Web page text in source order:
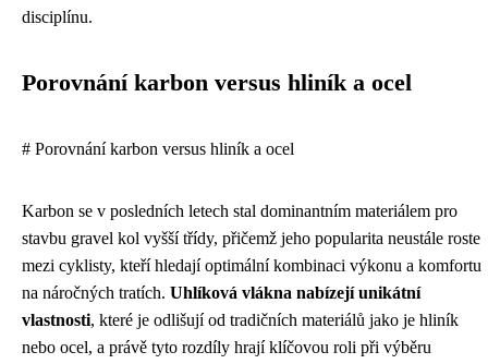
disciplínu.
Porovnání karbon versus hliník a ocel
# Porovnání karbon versus hliník a ocel
Karbon se v posledních letech stal dominantním materiálem pro
stavbu gravel kol vyšší třídy, přičemž jeho popularita neustále roste
mezi cyklisty, kteří hledají optimální kombinaci výkonu a komfortu
na náročných tratích. Uhlíková vlákna nabízejí unikátní
vlastnosti, které je odlišují od tradičních materiálů jako je hliník
nebo ocel, a právě tyto rozdíly hrají klíčovou roli při výběru